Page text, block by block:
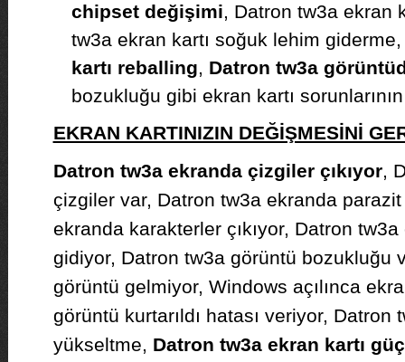
chipset değişimi, Datron tw3a ekran
tw3a ekran kartı soğuk lehim
kartı reballing, Datron tw3a
bozukluğu gibi ekran kartı
EKRAN KARTINIZIN DEĞİŞMESİNİ
Datron tw3a ekranda çizgiler çıkıyor,
çizgiler var, Datron tw3a ekranda
ekranda karakterler çıkıyor, Datron
gidiyor, Datron tw3a görüntü bozukluğu
görüntü gelmiyor, Windows açılınca
görüntü kurtarıldı hatası veriyor, Datron
yükseltme, Datron tw3a ekran kartı